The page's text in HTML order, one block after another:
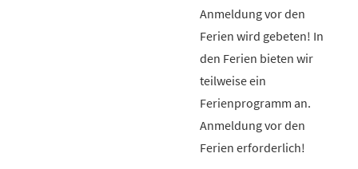
Anmeldung vor den
Ferien wird gebeten! In
den Ferien bieten wir
teilweise ein
Ferienprogramm an.
Anmeldung vor den
Ferien erforderlich!